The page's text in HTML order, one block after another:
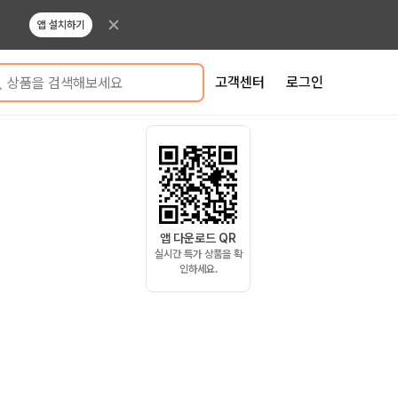
앱 설치하기
상품을 검색해보세요 고객센터 로그인
앱 다운로드 QR
실시간 특가 상품을 확
인하세요.